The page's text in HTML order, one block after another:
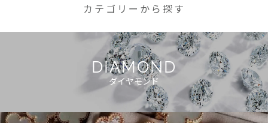
カテゴリーから探す
DIAMOND
ダイヤモンド